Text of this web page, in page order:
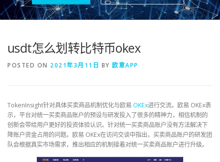
usdt怎么划转比特币okex
POSTED ON 2021年3月11日 BY 欧意APP
TokenInsight针对具体买卖商品机制优化与欧易 OKEx进行交流。欧易 OKEx表
示，平台对统一买卖商品账户的预设与研发投入了很多的精神力，相信机制的
创新会带给用户更好的投资体验认识。针对统一买卖商品账户没有方法解决下
降账户资金占用的问题。欧易 OKEx在访问交谈中指出，买卖商品账户的研发团
队会根据真实市场需求，推出相应的机制接着对统一买卖商品账户进行升级。